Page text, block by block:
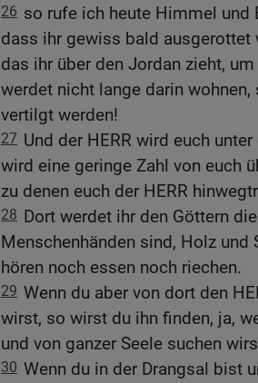
26 so rufe ich heute Himmel und
dass ihr gewiss bald ausgerottet
das ihr über den Jordan zieht,
werdet nicht lange darin
vertilgt werden!
27 Und der HERR wird euch
wird eine geringe Zahl von euch
zu denen euch der HERR
28 Dort werdet ihr den Göttern
Menschenhänden sind, Holz und
hören noch essen noch riechen.
29 Wenn du aber von dort den
wirst, so wirst du ihn finden, ja,
und von ganzer Seele suchen
30 Wenn du in der Drangsal bist